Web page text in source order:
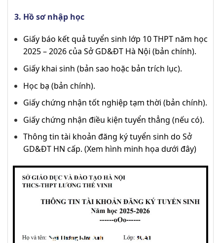
Hồ sơ nhập học
Giấy báo kết quả tuyển sinh lớp 10 THPT năm học
2025 – 2026 của Sở GD&ĐT Hà Nội (bản chính).
Giấy khai sinh (bản sao hoặc bản trích lục).
Học bạ (bản chính).
Giấy chứng nhận tốt nghiệp tạm thời (bản chính).
Giấy chứng nhận điều kiện tuyển thẳng (nếu có).
Thông tin tài khoản đăng ký tuyển sinh do Sở
GD&ĐT HN cấp. (Xem hình minh họa dưới đây)